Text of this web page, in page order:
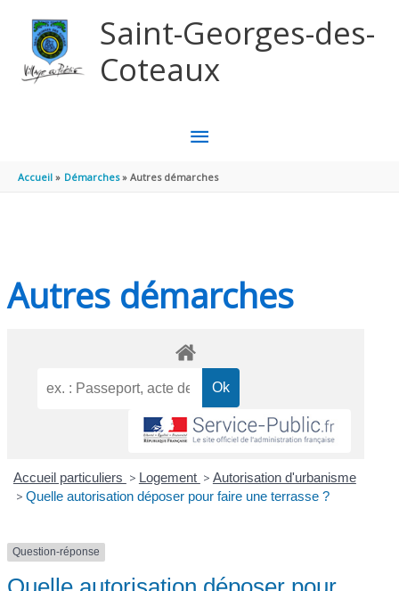
Saint-Georges-des-
Coteaux
MENU
PRINCIPAL
Accueil Démarches Autres démarches
Autres démarches
Accueil particuliers > Logement > Autorisation d'urbanisme
> Quelle autorisation déposer pour faire une terrasse ?
Question-réponse